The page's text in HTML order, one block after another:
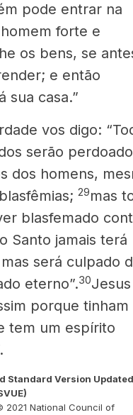
pode entrar na
forte e
os bens, se
e então
sua casa.”
vos digo:
serão
dos homens,
29mas
blasfemado
Santo jamais terá
será culpado
eterno”.30Jesus
porque tinham
tem um espírito
Standard Version Updated
2021 National Council of